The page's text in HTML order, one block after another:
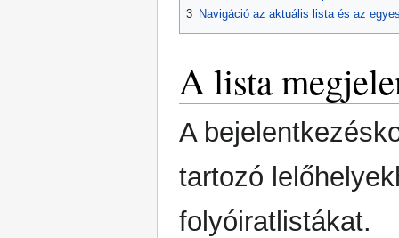
3 Navigáció az aktuális lista és az
A lista
A
tartozó
folyóiratlistákat.